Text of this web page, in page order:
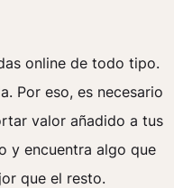
online de todo tipo.
Por eso, es necesario
valor añadido a tus
y encuentra algo que
que el resto.